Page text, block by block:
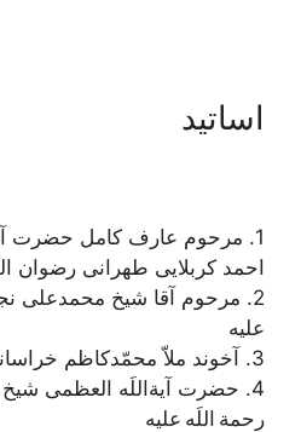
اساتید
1. مرحوم عارف کامل حضرت
احمد کربلایی طهرانی رضوان
2. مرحوم آقا شیخ محمدعلی
علیه
3. آخوند ملاّ محمّدکاظم خراسانی رحمة اللَه علیه
4. حضرت آیةاللَه العظمی
رحمة اللَه علیه